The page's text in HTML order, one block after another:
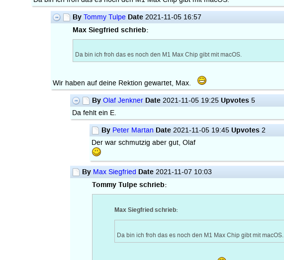
By Tommy Tulpe Date 2021-11-05 16:57
Max Siegfried schrieb:
Da bin ich froh das es noch den M1 Max Chip gibt mit macOS.
Wir haben auf deine Rektion gewartet, Max.
By Olaf Jenkner Date 2021-11-05 19:25Upvotes 5
Da fehlt ein E.
By Peter Martan Date2021-11-05 19:45 Upvotes2
Der war schmutzig aber gut, Olaf
By Max Siegfried Date 2021-11-07 10:03
Tommy Tulpe schrieb:
Max Siegfried schrieb:
Da bin ich froh das es noch den M1 Max Chip gibt mit macOS.